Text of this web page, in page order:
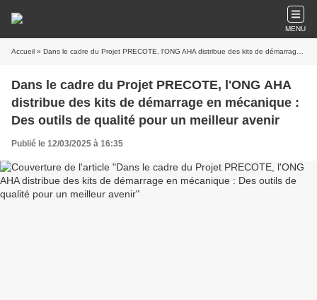
MENU
Accueil » Dans le cadre du Projet PRECOTE, l'ONG AHA distribue des kits de démarrage en mécanique : Des outils de qualité pour un meilleur avenir
Dans le cadre du Projet PRECOTE, l'ONG AHA
distribue des kits de démarrage en mécanique :
Des outils de qualité pour un meilleur avenir
Publié le 12/03/2025 à 16:35